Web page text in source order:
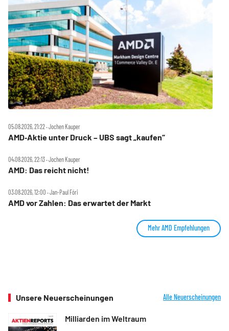
05.08.2026, 21:22 ‧ Jochen Kauper
AMD‑Aktie unter Druck – UBS sagt „kaufen“
04.08.2026, 22:13 ‧ Jochen Kauper
AMD: Das reicht nicht!
03.08.2026, 12:00 ‧ Jan-Paul Fóri
AMD vor Zahlen: Das erwartet der Markt
Mehr AMD Empfehlungen
Unsere Neuerscheinungen Alle Neuerscheinungen
Milliarden im Weltraum